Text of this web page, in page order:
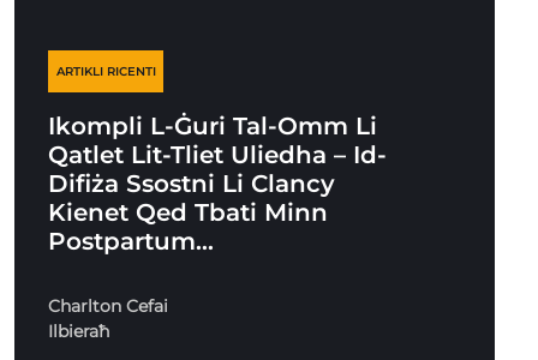
ARTIKLI RICENTI
Ikompli L-Ġuri Tal-Omm Li
Qatlet Lit-Tliet Uliedha – Id-
Difiża Ssostni Li Clancy
Kienet Qed Tbati Minn
Postpartum…
Charlton Cefai
Ilbieraħ